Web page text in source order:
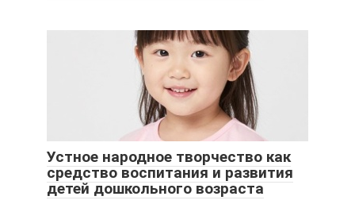
Устное народное творчество как
средство воспитания и развития
детей дошкольного возраста